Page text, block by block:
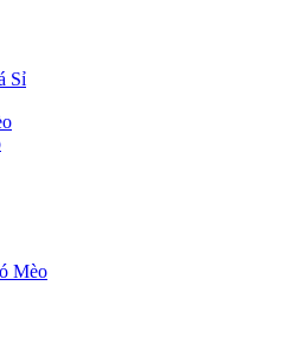
Sỉ
Mèo